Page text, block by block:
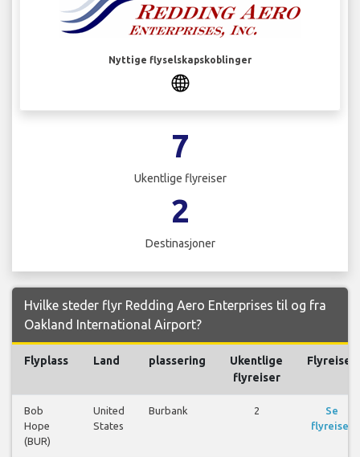
Nyttige flyselskapskoblinger
7
Ukentlige flyreiser
2
Destinasjoner
Hvilke steder flyr Redding Aero Enterprises til og fra
Oakland International Airport?
Flyplass Land plassering
Ukentlige
flyreiser
Flyreiser
Bob
Hope
(BUR)
United
States
Burbank 2
Se
flyreiser